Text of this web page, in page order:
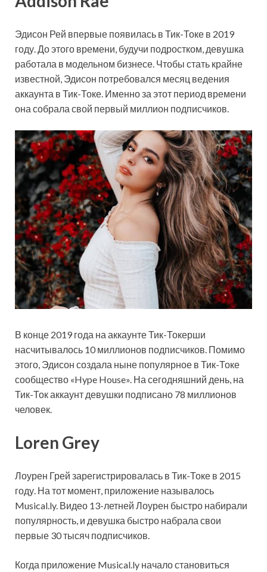
Эдисон Рей впервые появилась в Тик-Токе в 2019
году. До этого времени, будучи подростком, девушка
работала в модельном бизнесе. Чтобы стать крайне
известной, Эдисон потребовался месяц ведения
аккаунта в Тик-Токе. Именно за этот период времени
она собрала свой первый миллион подписчиков.
В конце 2019 года на аккаунте Тик-Токерши
насчитывалось 10 миллионов подписчиков. Помимо
этого, Эдисон создала ныне популярное в Тик-Токе
сообщество «Hype House». На сегодняшний день, на
Тик-Ток аккаунт девушки подписано 78 миллионов
человек.
Loren Grey
Лоурен Грей зарегистрировалась в Тик-Токе в 2015
году. На тот момент, приложение называлось
Musical.ly. Видео 13-летней Лоурен быстро набирали
популярность, и девушка быстро набрала свои
первые 30 тысяч подписчиков.
Когда приложение Musical.ly начало становиться